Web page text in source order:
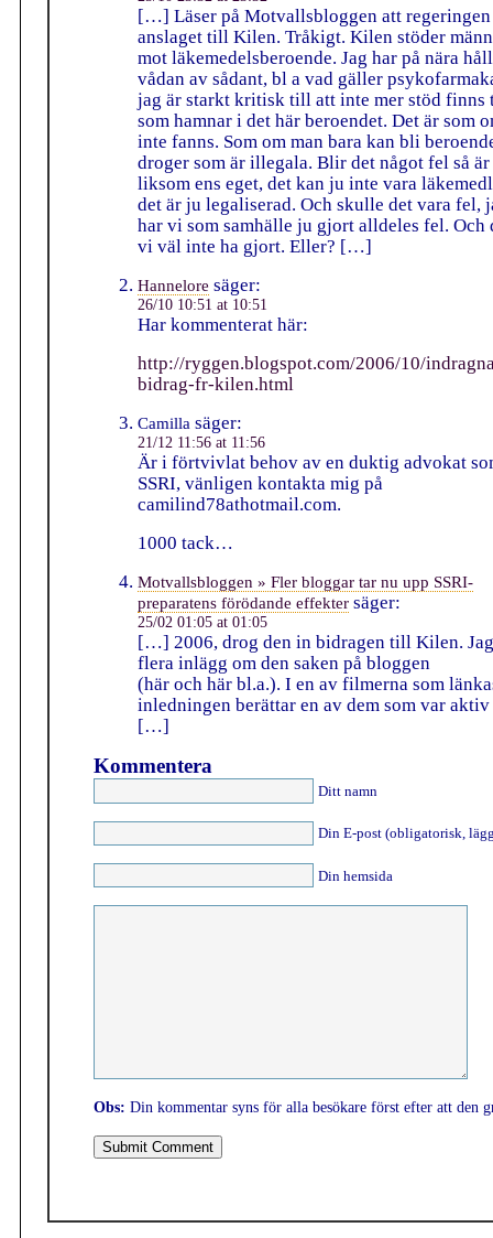
[…] Läser på Motvallsbloggen att
anslaget till Kilen. Tråkigt. Kilen stöder
mot läkemedelsberoende. Jag har på nära
vådan av sådant, bl a vad gäller
jag är starkt kritisk till att inte mer stöd finns
som hamnar i det här beroendet. Det är som
inte fanns. Som om man bara kan bli
droger som är illegala. Blir det något fel så är
liksom ens eget, det kan ju inte vara
det är ju legaliserad. Och skulle det vara fel,
har vi som samhälle ju gjort alldeles fel. Och
vi väl inte ha gjort. Eller? […]
Hannelore säger:
26/10 10:51 at 10:51
Har kommenterat här:
http://ryggen.blogspot.com/2006/10/
bidrag-fr-kilen.html
Camilla säger:
21/12 11:56 at 11:56
Är i förtvivlat behov av en duktig advokat
SSRI, vänligen kontakta mig på
camilind78athotmail.com.
1000 tack…
Motvallsbloggen » Fler bloggar tar nu upp SSRI-
preparatens förödande effekter säger:
25/02 01:05 at 01:05
[…] 2006, drog den in bidragen till Kilen.
flera inlägg om den saken på bloggen
(här och här bl.a.). I en av filmerna som
inledningen berättar en av dem som var
[…]
Kommentera
Ditt namn
Din E-post (obligatorisk,
Din hemsida
Obs: Din kommentar syns för alla besökare först efter att den